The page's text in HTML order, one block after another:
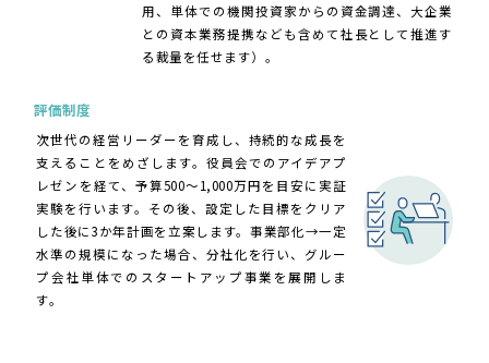
用、単体での機関投資家からの資金調達、大企業
との資本業務提携なども含めて社長として推進す
る裁量を任せます）。
評価制度
次世代の経営リーダーを育成し、持続的な成長を
支えることをめざします。役員会でのアイデアプ
レゼンを経て、予算500～1,000万円を目安に実証
実験を行います。その後、設定した目標をクリア
した後に3か年計画を立案します。事業部化→一定
水準の規模になった場合、分社化を行い、グルー
プ会社単体でのスタートアップ事業を展開しま
す。